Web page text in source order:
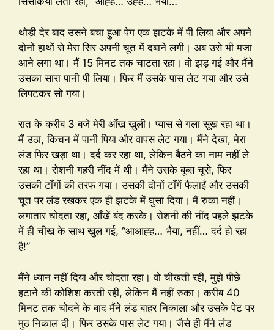
थोड़ी देर बाद उसने बचा हुआ पेग एक झटके में पी लिया और अपने
दोनों हाथों से मेरा सिर अपनी चूत में दबाने लगी। अब उसे भी मजा
आने लगा था। मैं 15 मिनट तक चाटता रहा। वो झड़ गई और मैंने
उसका सारा पानी पी लिया। फिर मैं उसके पास लेट गया और उसे
लिपटकर सो गया।
रात के करीब 3 बजे मेरी आँख खुली। प्यास से गला सूख रहा था।
मैं उठा, किचन में पानी पिया और वापस लेट गया। मैंने देखा, मेरा
लंड फिर खड़ा था। दर्द कर रहा था, लेकिन बैठने का नाम नहीं ले
रहा था। रोशनी गहरी नींद में थी। मैंने उसके बूब्स चूसे, फिर
उसकी टाँगों की तरफ गया। उसकी दोनों टाँगें फैलाईं और उसकी
चूत पर लंड रखकर एक ही झटके में घुसा दिया। मैं रुका नहीं।
लगातार चोदता रहा, आँखें बंद करके। रोशनी की नींद पहले झटके
में ही चीख के साथ खुल गई, “आआह्ह… भैया, नहीं… दर्द हो रहा
है!”
मैंने ध्यान नहीं दिया और चोदता रहा। वो चीखती रही, मुझे पीछे
हटाने की कोशिश करती रही, लेकिन मैं नहीं रुका। करीब 40
मिनट तक चोदने के बाद मैंने लंड बाहर निकाला और उसके पेट पर
मुठ निकाल दी। फिर उसके पास लेट गया। जैसे ही मैंने लंड